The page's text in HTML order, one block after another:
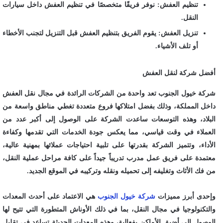
تنظيم العفش: نوفر فريقًا متخصصًا في تنظيم العفش داخل سيارات
النقل.
تنزيل العفش: يقوم الفريق بتنظيم العفش قبل التنزيل لتجنب الأخطاء
أو تلف الأشياء.
أفضل شركة لنقل العفش
شركة خيول الجنوب تعد واحدة من الشركات الرائدة في مجال نقل العفش
داخل المملكة، وذلك بفضل امتلاكها فروع متعددة تغطي مناطق واسعة من
البلاد، وهذه التوسعات ساعدت الشركة على الوصول إلى أكبر عدد من
العملاء في وقت قياسي، مما يعكس جودة الخدمات التي تقدمها وكفاءة
الأداء، وتتميز الشركة بقدرتها على تلبية احتياجات عملائها بمهنية عالية،
معتمدة على فريق عمل مدرب تدريباً جيداً على كافة مراحل عملية النقل،
من فك الأثاث وتغليفه إلى تحميله ونقله وتركيبه في الموقع الجديد.
وإحدى أبرز مميزات شركة خيول الجنوب هي الاعتماد على أحدث المعدات
والتكنولوجيا في مجال النقل، بما في ذلك الأوناش المتطورة التي تتيح لها